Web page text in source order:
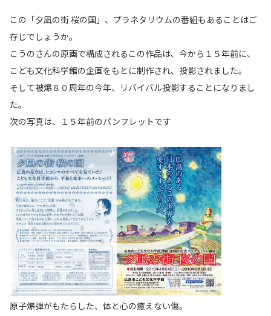
この「夕凪の街 桜の国」、プラネタリウムの番組もあることはご
存じでしょうか。
こうのさんの原画で構成されるこの作品は、今から１５年前に、
こども文化科学館の企画をもとに制作され、投影されました。
そして被爆８０周年の今年、リバイバル投影することになりまし
た。
次の写真は、１５年前のパンフレットです
原子爆弾がもたらした、体と心の癒えない傷。